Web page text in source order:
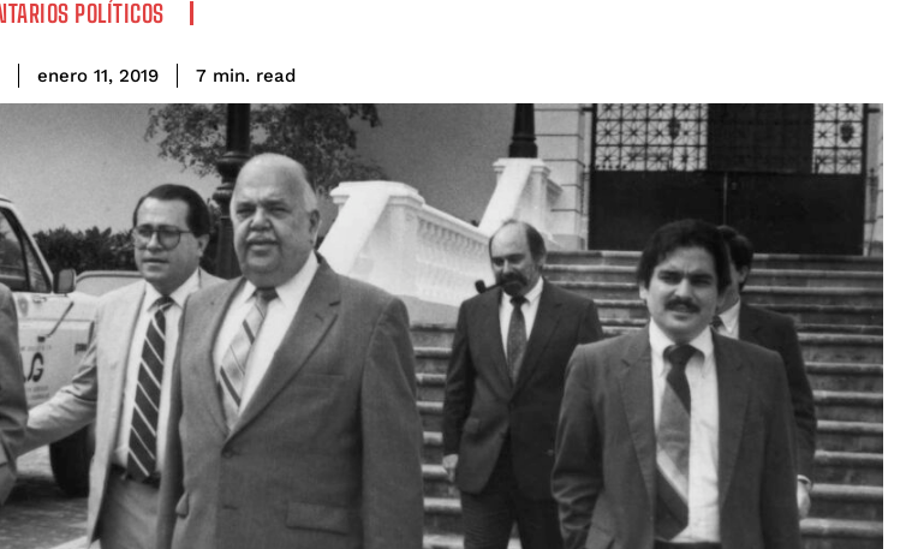
POLÍTICOS
enero 11, 2019 7 min. read